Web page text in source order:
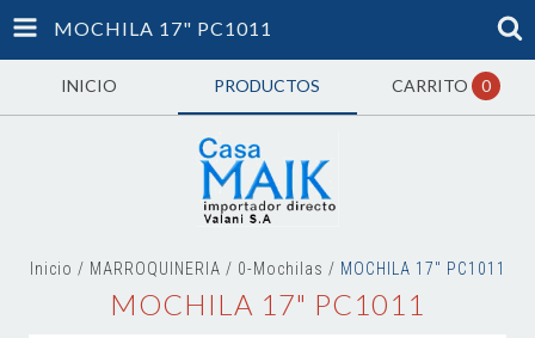
MOCHILA 17" PC1011
INICIO PRODUCTOS CARRITO 0
Inicio / MARROQUINERIA / 0-Mochilas / MOCHILA 17" PC1011
MOCHILA 17" PC1011